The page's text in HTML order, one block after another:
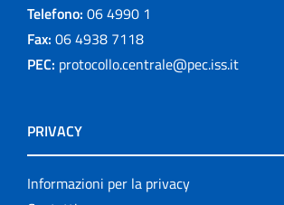
Telefono: 06 4990 1
Fax: 06 4938 7118
PEC: protocollo.centrale@pec.iss.it
PRIVACY
Informazioni per la privacy